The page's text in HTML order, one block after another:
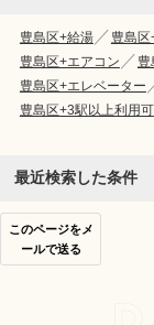
豊島区+給湯 豊島区
豊島区+エアコン
豊
豊島区+エレベーター
豊島区+3駅以上利用可
最近検索した条件
このページをメ
ールで送る